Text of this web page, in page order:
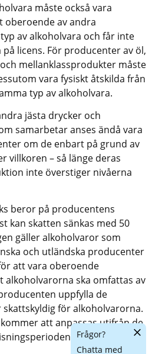
måste också vara
oberoende av andra
av alkoholvara och får inte
licens. För producenter av öl,
mellanklassprodukter måste
vara fysiskt åtskilda från
typ av alkoholvara.
jästa drycker och
samarbetar anses ändå vara
om de enbart på grund av
villkoren – så länge deras
inte överstiger nivåerna
beror på producentens
kan skatten sänkas med 50
gäller alkoholvaror som
och utländska producenter
att vara oberoende
alkoholvarorna ska omfattas av
uppfylla de
för alkoholvarorna.
att anpassas utifrån de
juli.
Frågor?
Chatta med
Dölj